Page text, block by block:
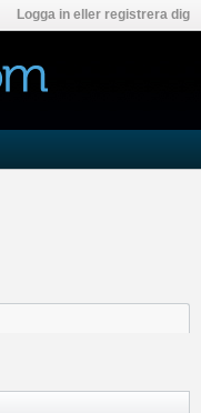
Logga in eller registrera dig